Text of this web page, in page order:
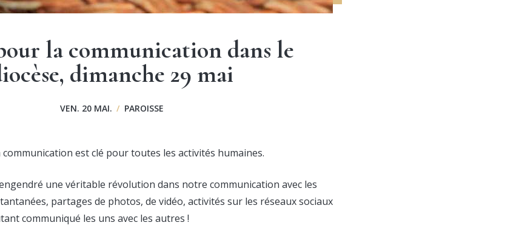
la communication dans le
dimanche 29 mai
VEN. 20 MAI. / PAROISSE
communication est clé pour toutes les activités humaines.
une véritable révolution dans notre communication avec les
partages de photos, de vidéo, activités sur les réseaux sociaux
communiqué les uns avec les autres !